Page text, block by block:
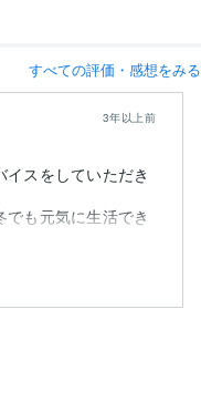
すべての評価・感想をみる
3年以上前
スをしていただき
も元気に生活でき